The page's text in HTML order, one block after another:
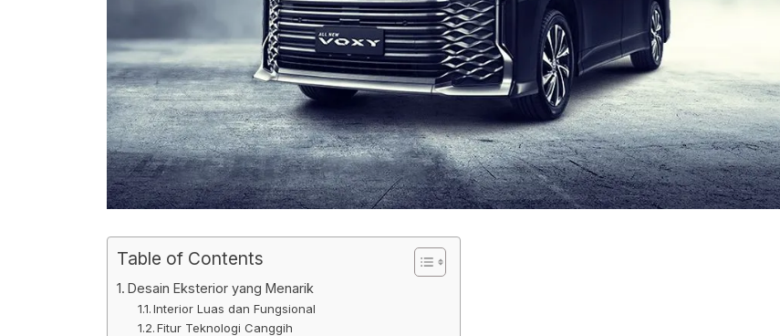
Table of Contents
Desain Eksterior yang Menarik
Interior Luas dan Fungsional
Fitur Teknologi Canggih